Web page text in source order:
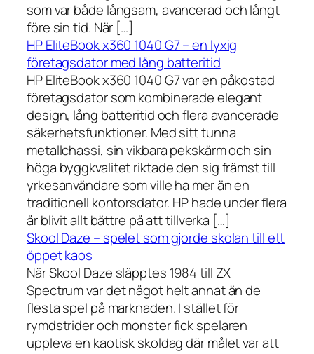
som var både långsam, avancerad och långt
före sin tid. När […]
HP EliteBook x360 1040 G7 – en lyxig
företagsdator med lång batteritid
HP EliteBook x360 1040 G7 var en påkostad
företagsdator som kombinerade elegant
design, lång batteritid och flera avancerade
säkerhetsfunktioner. Med sitt tunna
metallchassi, sin vikbara pekskärm och sin
höga byggkvalitet riktade den sig främst till
yrkesanvändare som ville ha mer än en
traditionell kontorsdator. HP hade under flera
år blivit allt bättre på att tillverka […]
Skool Daze – spelet som gjorde skolan till ett
öppet kaos
När Skool Daze släpptes 1984 till ZX
Spectrum var det något helt annat än de
flesta spel på marknaden. I stället för
rymdstrider och monster fick spelaren
uppleva en kaotisk skoldag där målet var att